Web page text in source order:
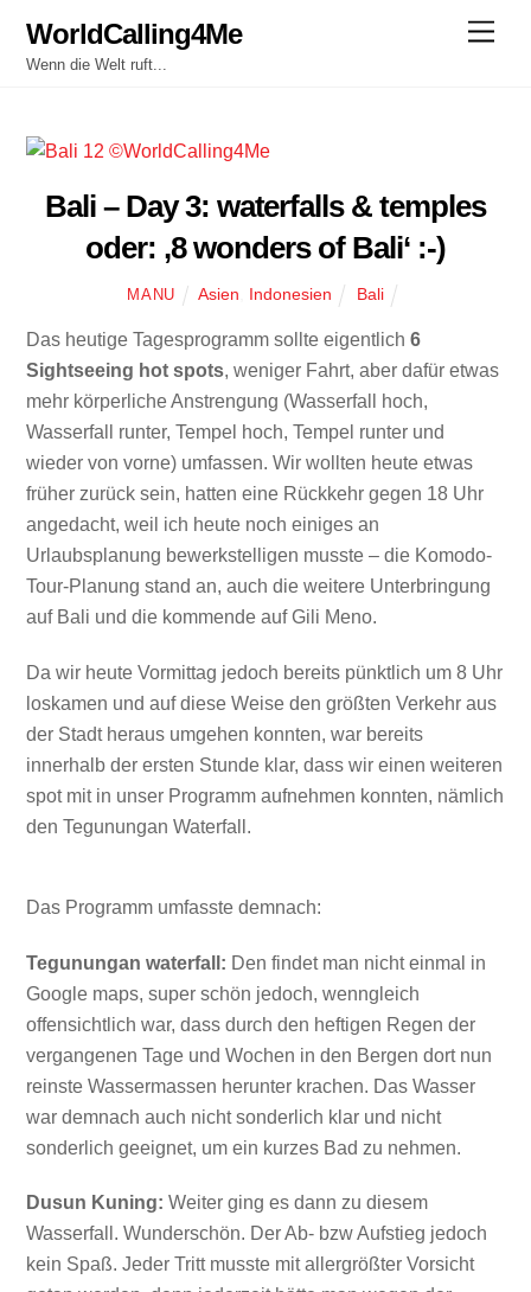
content
WorldCalling4Me
Wenn die Welt ruft...
​Bali – Day 3: waterfalls & temples
oder: ‚8 wonders of Bali‘ :-)
MANU Asien Indonesien Bali
Das heutige Tagesprogramm sollte eigentlich6
Sightseeing hot spots, weniger Fahrt, aber dafür etwas
mehr körperliche Anstrengung (Wasserfall hoch,
Wasserfall runter, Tempel hoch, Tempel runter und
wieder von vorne) umfassen. Wir wollten heute etwas
früher zurück sein, hatten eine Rückkehr gegen 18 Uhr
angedacht, weil ich heute noch einiges an
Urlaubsplanung bewerkstelligen musste – die Komodo-
Tour-Planung stand an, auch die weitere Unterbringung
auf Bali und die kommende auf Gili Meno.
Da wir heute Vormittag jedoch bereits pünktlich um 8 Uhr
loskamen und auf diese Weise den größten Verkehr aus
der Stadt heraus umgehen konnten, war bereits
innerhalb der ersten Stunde klar, dass wir einen weiteren
spot mit in unser Programm aufnehmen konnten, nämlich
den Tegunungan Waterfall.
Das Programm umfasste demnach:
Tegunungan waterfall: Den findet man nicht einmal in
Google maps, super schön jedoch, wenngleich
offensichtlich war, dass durch den heftigen Regen der
vergangenen Tage und Wochen in den Bergen dort nun
reinste Wassermassen herunter krachen. Das Wasser
war demnach auch nicht sonderlich klar und nicht
sonderlich geeignet, um ein kurzes Bad zu nehmen.
Dusun Kuning:Weiter ging es dann zu diesem
Wasserfall. Wunderschön. Der Ab- bzw Aufstieg jedoch
kein Spaß. Jeder Tritt musste mit allergrößter Vorsicht